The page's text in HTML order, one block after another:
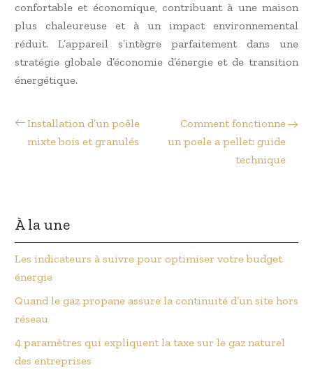
confortable et économique, contribuant à une maison
plus chaleureuse et à un impact environnemental
réduit. L’appareil s’intègre parfaitement dans une
stratégie globale d’économie d’énergie et de transition
énergétique.
Installation d’un poêle
mixte bois et granulés
Comment fonctionne
un poele a pellet: guide
technique
À la une
Les indicateurs à suivre pour optimiser votre budget
énergie
Quand le gaz propane assure la continuité d’un site hors
réseau
4 paramètres qui expliquent la taxe sur le gaz naturel
des entreprises